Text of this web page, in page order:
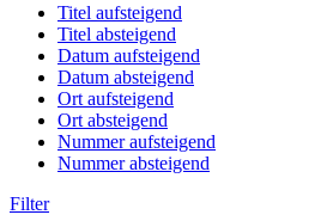
Titel aufsteigend
Titel absteigend
Datum aufsteigend
Datum absteigend
Ort aufsteigend
Ort absteigend
Nummer aufsteigend
Nummer absteigend
Filter